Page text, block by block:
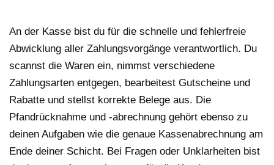
An der Kasse bist du für die schnelle und fehlerfreie
Abwicklung aller Zahlungsvorgänge verantwortlich. Du
scannst die Waren ein, nimmst verschiedene
Zahlungsarten entgegen, bearbeitest Gutscheine und
Rabatte und stellst korrekte Belege aus. Die
Pfandrücknahme und -abrechnung gehört ebenso zu
deinen Aufgaben wie die genaue Kassenabrechnung am
Ende deiner Schicht. Bei Fragen oder Unklarheiten bist